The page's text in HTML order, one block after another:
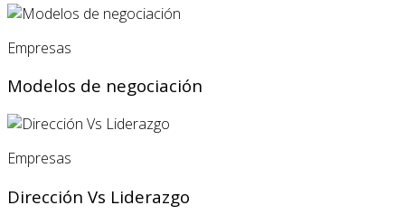
Empresas
Modelos de negociación
Empresas
Dirección Vs Liderazgo